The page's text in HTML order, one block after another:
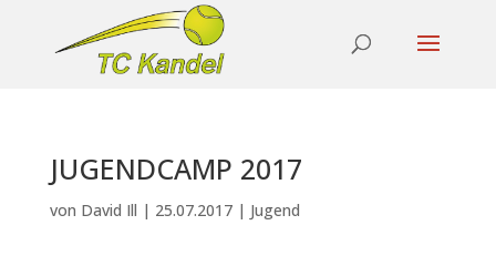
JUGENDCAMP 2017
von David Ill | 25.07.2017| Jugend